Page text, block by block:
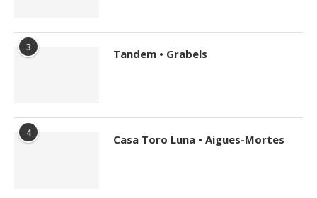
3 Tandem • Grabels
4 Casa Toro Luna • Aigues-Mortes